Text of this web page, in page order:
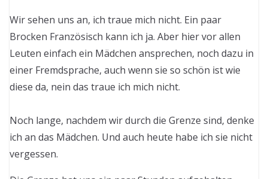
Wir sehen uns an, ich traue mich nicht. Ein paar
Brocken Französisch kann ich ja. Aber hier vor allen
Leuten einfach ein Mädchen ansprechen, noch dazu in
einer Fremdsprache, auch wenn sie so schön ist wie
diese da, nein das traue ich mich nicht.
Noch lange, nachdem wir durch die Grenze sind, denke
ich an das Mädchen. Und auch heute habe ich sie nicht
vergessen.